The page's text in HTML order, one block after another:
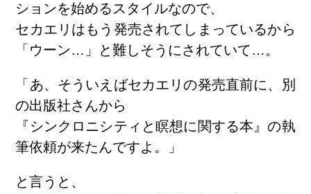
ションを始めるスタイルなので、
セカエリはもう発売されてしまっているから
「ウーン…」と難しそうにされていて…。
「あ、そういえばセカエリの発売直前に、別
の出版社さんから
『シンクロニシティと瞑想に関する本』の執
筆依頼が来たんですよ。」
と言うと、